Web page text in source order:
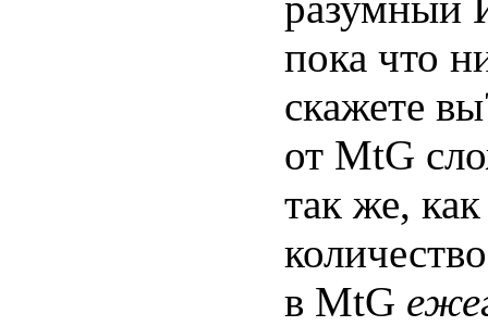
пока что
скажете
от MtG
так же,
в MtG